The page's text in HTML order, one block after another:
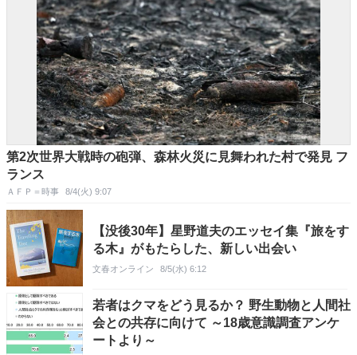
第2次世界大戦時の砲弾、森林火災に見舞われた村で発見 フ
ランス
ＡＦＰ＝時事 8/4(火) 9:07
【没後30年】星野道夫のエッセイ集『旅をす
る木』がもたらした、新しい出会い
文春オンライン 8/5(水) 6:12
若者はクマをどう見るか？ 野生動物と人間社
会との共存に向けて ～18歳意識調査アンケ
ートより～